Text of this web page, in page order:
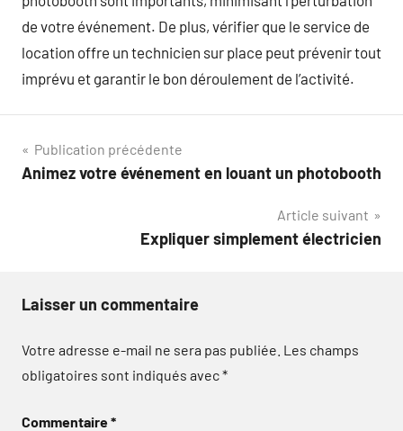
de votre événement. De plus, vérifier que le service de
location offre un technicien sur place peut prévenir tout
imprévu et garantir le bon déroulement de l’activité.
Navigation
de
Publication précédente
Animez votre événement en louant un photobooth
Article suivant
Expliquer simplement électricien
Laisser un commentaire
Votre adresse e-mail ne sera pas publiée. Les champs
obligatoires sont indiqués avec*
Commentaire*